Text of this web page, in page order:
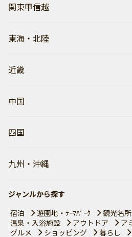
関東甲信越
東海・北陸
近畿
中国
四国
九州・沖縄
ジャンルから探す
宿泊
遊園地・ﾃｰﾏﾊﾟｰｸ 観光名所
温泉・入浴施設
アウトドア
ア
グルメ
ショッピング 暮らし